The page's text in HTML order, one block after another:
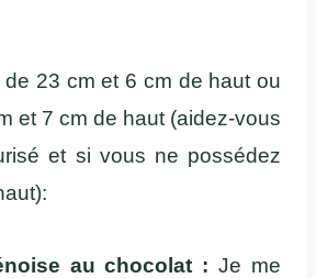
23 cm et 6 cm de haut ou
et 7 cm de haut (aidez-vous
et si vous ne possédez
au chocolat :Je me